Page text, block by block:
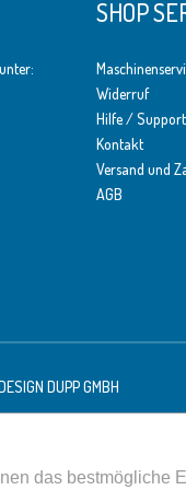
das bestmögliche
SHOP
Widerruf
Hilfe / Support
Kontakt
Versand und
AGB
DUPP GMBH